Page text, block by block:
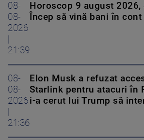
08-
08-
2026
21:39
Horoscop 9 august 2026,
Încep să vină bani în cont
08-
08-
2026
21:36
Elon Musk a refuzat
Starlink pentru atacuri în
i-a cerut lui Trump să